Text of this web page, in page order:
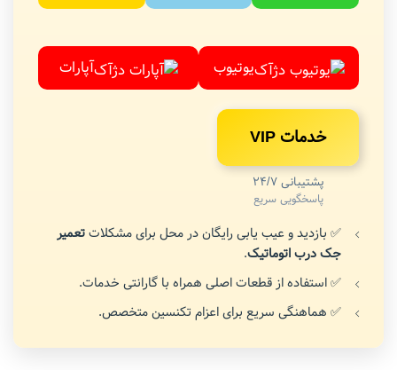
یوتیوب آپارات
خدمات VIP
پشتیبانی 24/7
پاسخگویی سریع
✅ بازدید و عیب یابی رایگان در محل برای مشکلاتتعمیر
جک درب اتوماتیک.
✅ استفاده از قطعات اصلی همراه با گارانتی خدمات.
✅ هماهنگی سریع برای اعزام تکنسین متخصص.